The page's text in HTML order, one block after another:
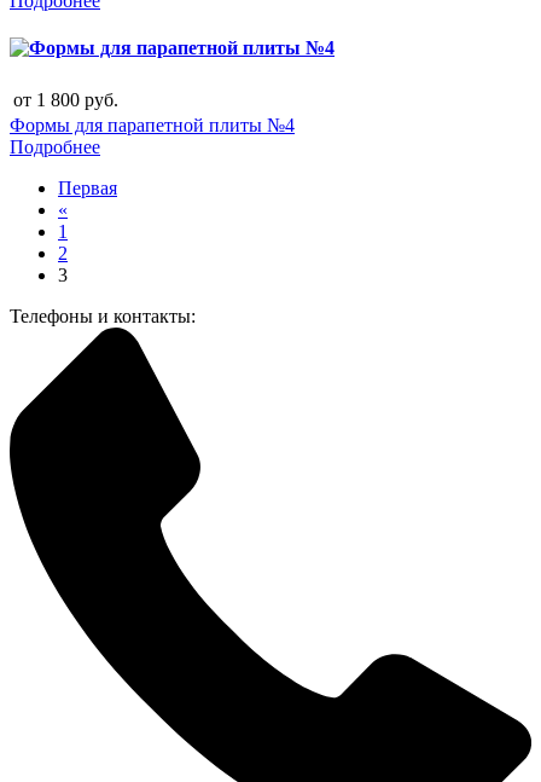
от 1 800 руб.
Формы для парапетной плиты №4
Подробнее
Первая
«
1
2
3
Телефоны и контакты: